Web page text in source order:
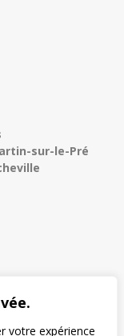
votre expérience
sur-le-Pré